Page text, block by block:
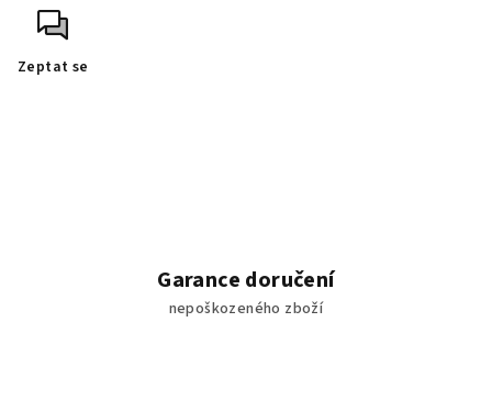
Zeptat se
Garance doručení
nepoškozeného zboží